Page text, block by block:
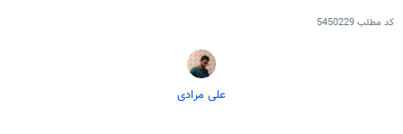
کد مطلب5450229
علی مرادی